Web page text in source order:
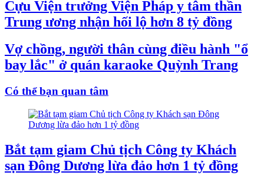
Cựu Viện trưởng Viện Pháp y tâm thần
Trung ương nhận hối lộ hơn 8 tỷ đồng
Vợ chồng, người thân cùng điều hành "ổ
bay lắc" ở quán karaoke Quỳnh Trang
Có thể bạn quan tâm
Bắt tạm giam Chủ tịch Công ty Khách
sạn Đông Dương lừa đảo hơn 1 tỷ đồng